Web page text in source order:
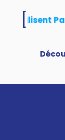
utilisent